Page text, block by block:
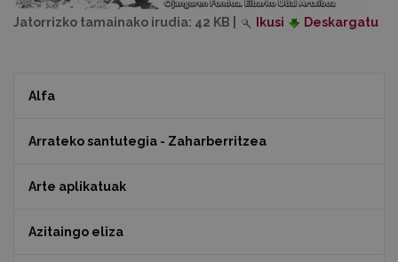
Jatorrizko tamainako irudia: 42 KB Ikusi Deskargatu
Alfa
Arrateko santutegia - Zaharberritzea
Arte aplikatuak
Azitaingo eliza